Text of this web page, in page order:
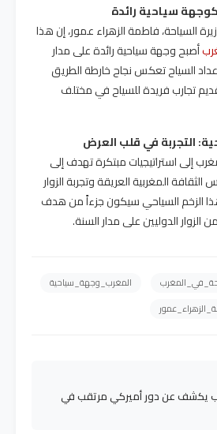
سياحية رائدة
السياحة، فاطمة الزهراء عمور، إن هذا
أصبح وجهة سياحية رائدة على مدار
السياح تعكس نجاح خارطة الطريق
تجارب فريدة للسياح في مختلف
التجربة في قلب العرض
إلى استراتيجيات مبتكرة تهدف إلى
المغربية العريقة وتجربة الزوار
الزخم السياحي سيكون جزءاً من هدف
الدوليين على مدار السنة.
المغرب_وجهة_سياحية
يكشف عن دور أميركي مرتقب في